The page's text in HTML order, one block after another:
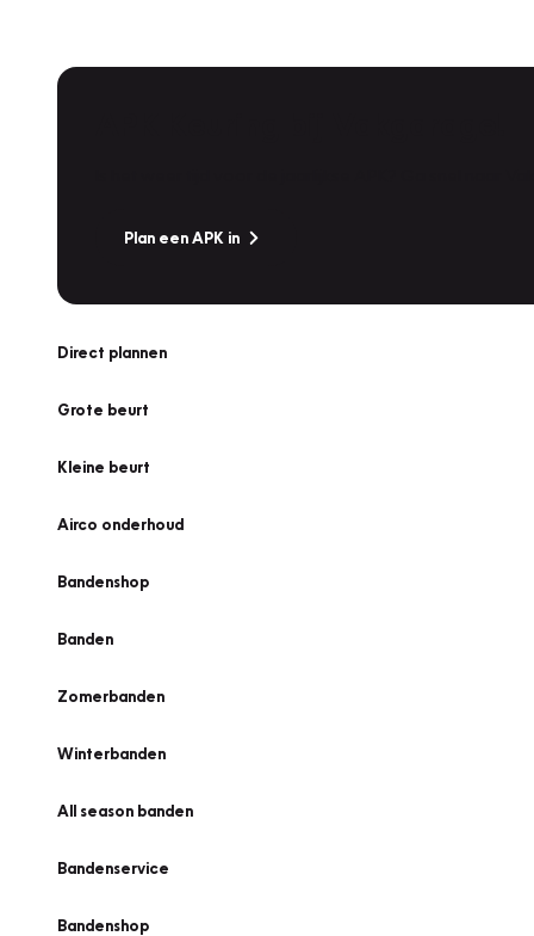
Plan een APK in
Direct plannen
Grote beurt
Kleine beurt
Airco onderhoud
Bandenshop
Banden
Zomerbanden
Winterbanden
All season banden
Bandenservice
Bandenshop